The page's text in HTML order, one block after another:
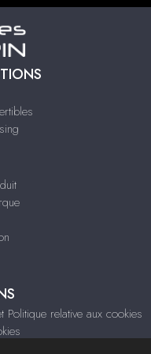
Politique relative aux cookies